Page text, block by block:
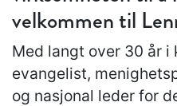
velkommen til
Med langt over 30 år i
evangelist,
og nasjonal leder for